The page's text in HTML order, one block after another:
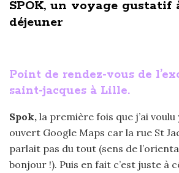
SPOK, un voyage gustatif
déjeuner
Point de rendez-vous de
saint-jacques à Lille.
Spok, la première fois que j’ai voulu
ouvert Google Maps car la rue St
parlait pas du tout (sens de
bonjour !). Puis en fait c’est juste à